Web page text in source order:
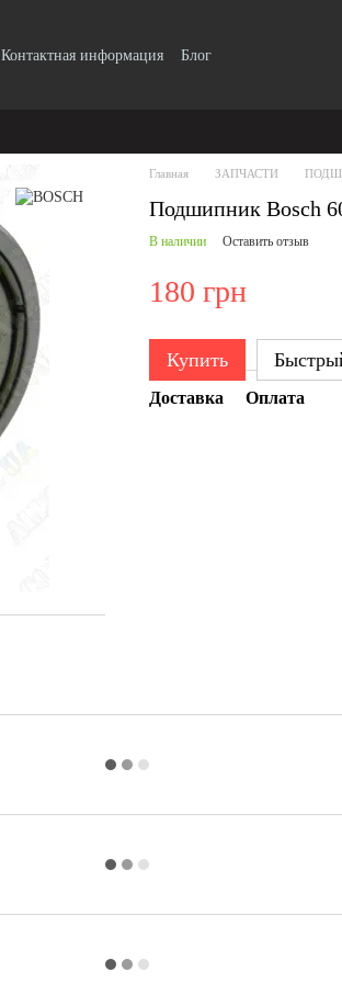
Контактная информация Блог
Главная ЗАПЧАСТИ
Подшипник Bosch
В наличии Оставить отзыв
180 грн
Купить
Доставка Оплата